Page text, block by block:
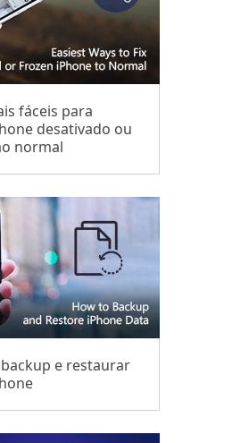
fáceis para
desativado ou
normal
e restaurar